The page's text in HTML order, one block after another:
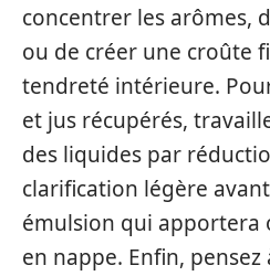
concentrer les arômes,
ou de créer une croûte
tendreté intérieure.
et jus récupérés,
des liquides par
clarification légère
émulsion qui apportera
en nappe. Enfin,